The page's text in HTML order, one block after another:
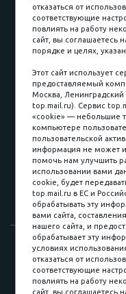
пл.
8
8
8
8
8
© 2015-2026.
ИП Саворенко Валерий
Соляная, 6
отказаться от
соответствующие
повлиять на работу
сайт, вы соглашаетесь
порядке и целях,
Этот сайт использует
предоставляемый
Москва,
top.mail.ru). Сервис
«cookie» — небольшие
компьютере
пользовательской
информация не может
помочь нам улучшить
использовании вами
cookie, будет
top.mail.ru в ЕС и
обрабатывать эту
вами сайта,
нашего сайта, и
обрабатывает эту
условиях
отказаться от
соответствующие
повлиять на работу
сайт, вы соглашаетесь